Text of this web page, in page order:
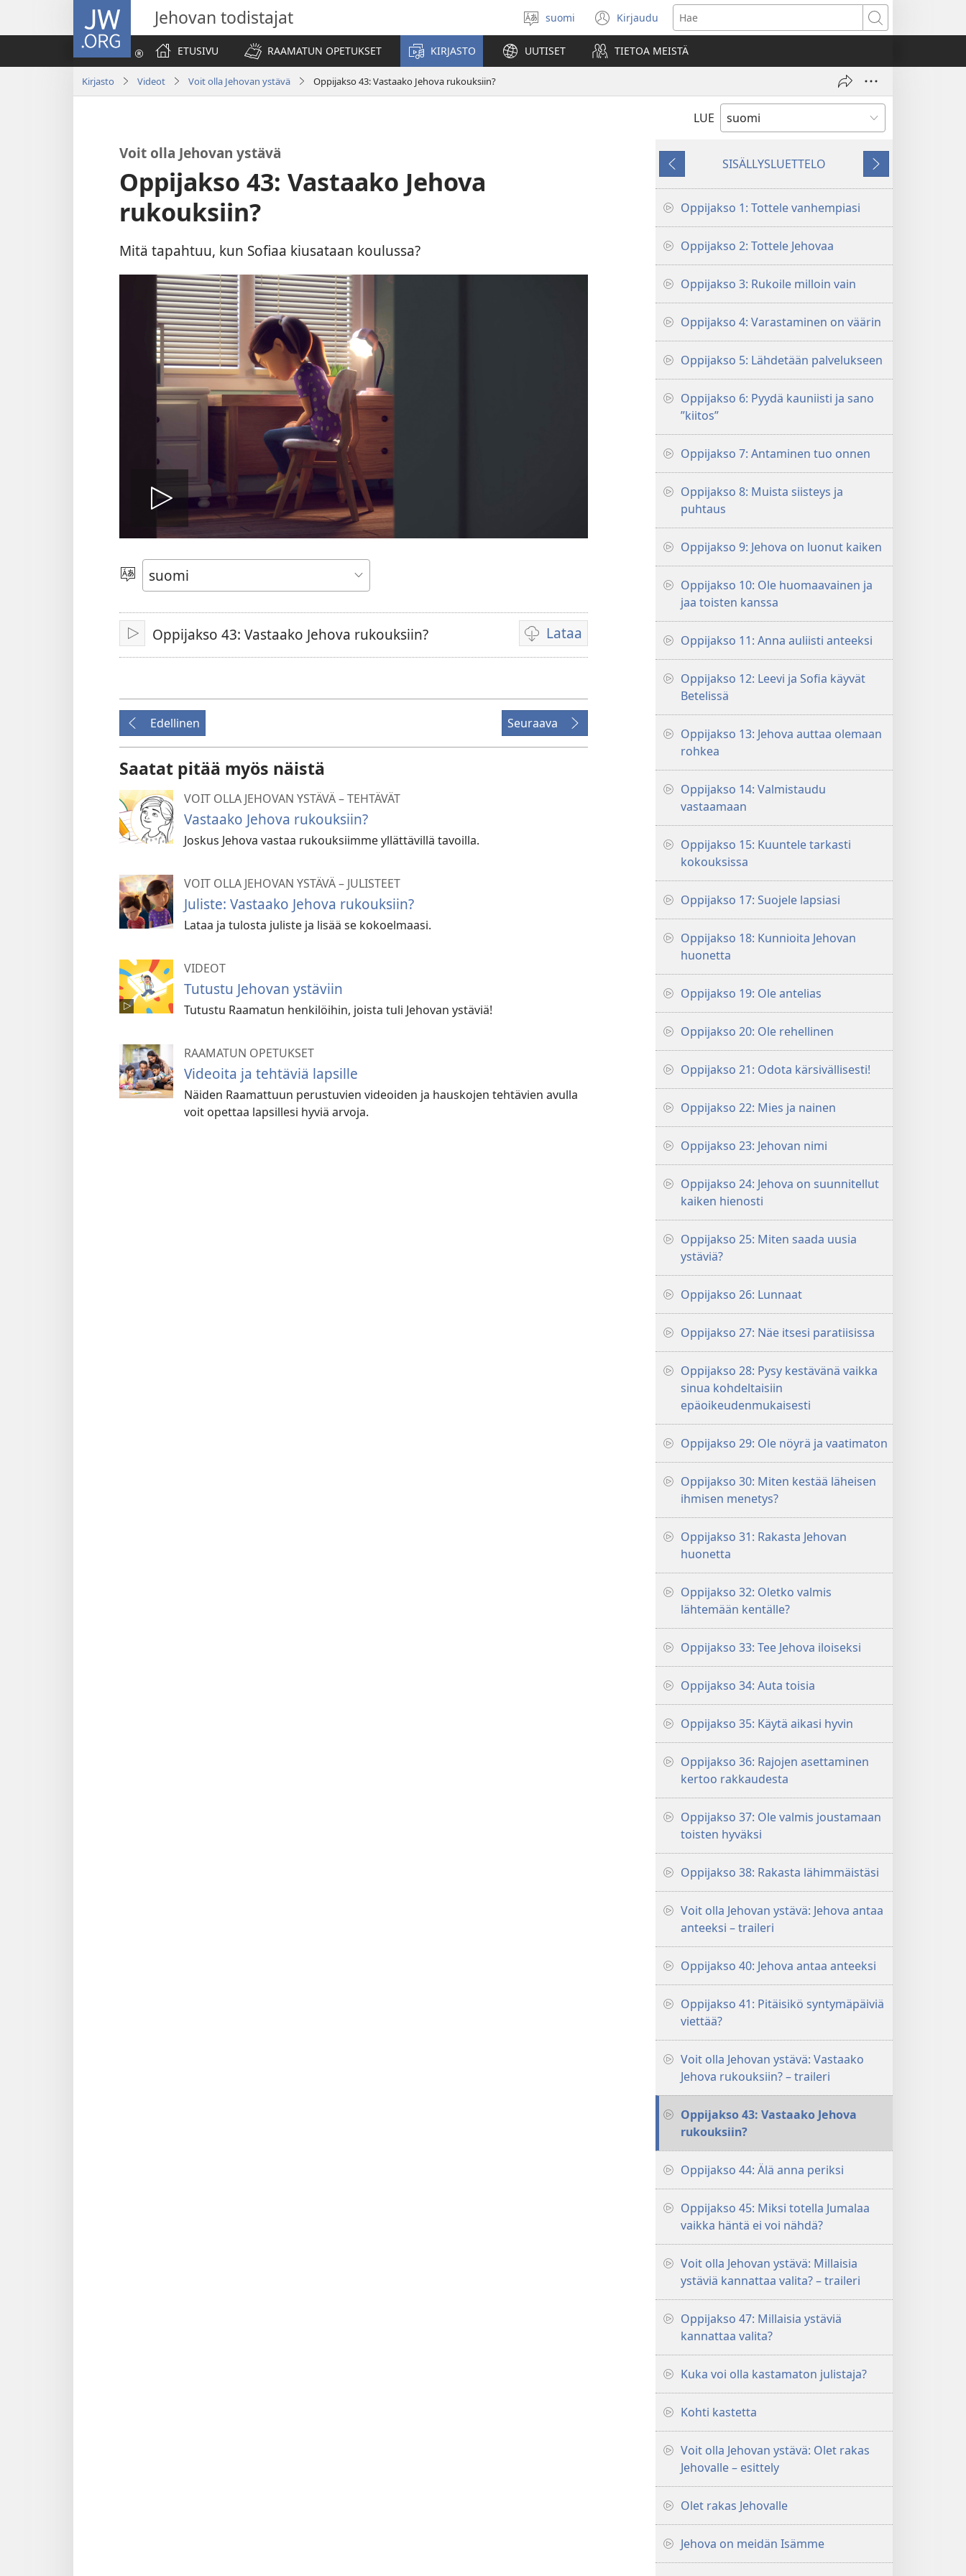
JW.ORG Jehovan todistajat
Valitse
kieli
suomi Kirjaudu
(avaa
uuden
ikkunan)
Hae
ETUSIVU
RAAMATUN OPETUKSET KIRJASTO UUTISET TIETOA MEISTÄ
Kirjasto Videot Voit olla Jehovan ystävä Oppijakso 43: Vastaako Jehova rukouksiin?
LUE
Voit olla Jehovan ystävä
Oppijakso 43: Vastaako Jehova
rukouksiin?
Mitä tapahtuu, kun Sofiaa kiusataan koulussa?
Toista
video
Valitse
kieli
ToistaOppijakso 43: Vastaako Jehova rukouksiin? Lataa
Videoiden
latausvaihtoehdot
Edellinen Seuraava
Saatat pitää myös näistä
VOIT OLLA JEHOVAN YSTÄVÄ – TEHTÄVÄT
Vastaako Jehova rukouksiin?
Joskus Jehova vastaa rukouksiimme yllättävillä tavoilla.
VOIT OLLA JEHOVAN YSTÄVÄ – JULISTEET
Juliste: Vastaako Jehova rukouksiin?
Lataa ja tulosta juliste ja lisää se kokoelmaasi.
VIDEOT
Tutustu Jehovan ystäviin
Tutustu Raamatun henkilöihin, joista tuli Jehovan ystäviä!
RAAMATUN OPETUKSET
Videoita ja tehtäviä lapsille
Näiden Raamattuun perustuvien videoiden ja hauskojen tehtävien avulla
voit opettaa lapsillesi hyviä arvoja.
Edellinen
SISÄLLYSLUETTELO
Seuraava
Oppijakso 1: Tottele vanhempiasi
Oppijakso 2: Tottele Jehovaa
Oppijakso 3: Rukoile milloin vain
Oppijakso 4: Varastaminen on väärin
Oppijakso 5: Lähdetään palvelukseen
Oppijakso 6: Pyydä kauniisti ja sano
”kiitos”
Oppijakso 7: Antaminen tuo onnen
Oppijakso 8: Muista siisteys ja
puhtaus
Oppijakso 9: Jehova on luonut kaiken
Oppijakso 10: Ole huomaavainen ja
jaa toisten kanssa
Oppijakso 11: Anna auliisti anteeksi
Oppijakso 12: Leevi ja Sofia käyvät
Betelissä
Oppijakso 13: Jehova auttaa olemaan
rohkea
Oppijakso 14: Valmistaudu
vastaamaan
Oppijakso 15: Kuuntele tarkasti
kokouksissa
Oppijakso 17: Suojele lapsiasi
Oppijakso 18: Kunnioita Jehovan
huonetta
Oppijakso 19: Ole antelias
Oppijakso 20: Ole rehellinen
Oppijakso 21: Odota kärsivällisesti!
Oppijakso 22: Mies ja nainen
Oppijakso 23: Jehovan nimi
Oppijakso 24: Jehova on suunnitellut
kaiken hienosti
Oppijakso 25: Miten saada uusia
ystäviä?
Oppijakso 26: Lunnaat
Oppijakso 27: Näe itsesi paratiisissa
Oppijakso 28: Pysy kestävänä vaikka
sinua kohdeltaisiin
epäoikeudenmukaisesti
Oppijakso 29: Ole nöyrä ja vaatimaton
Oppijakso 30: Miten kestää läheisen
ihmisen menetys?
Oppijakso 31: Rakasta Jehovan
huonetta
Oppijakso 32: Oletko valmis
lähtemään kentälle?
Oppijakso 33: Tee Jehova iloiseksi
Oppijakso 34: Auta toisia
Oppijakso 35: Käytä aikasi hyvin
Oppijakso 36: Rajojen asettaminen
kertoo rakkaudesta
Oppijakso 37: Ole valmis joustamaan
toisten hyväksi
Oppijakso 38: Rakasta lähimmäistäsi
Voit olla Jehovan ystävä: Jehova antaa
anteeksi – traileri
Oppijakso 40: Jehova antaa anteeksi
Oppijakso 41: Pitäisikö syntymäpäiviä
viettää?
Voit olla Jehovan ystävä: Vastaako
Jehova rukouksiin? – traileri
Oppijakso 43: Vastaako Jehova
rukouksiin?
Oppijakso 44: Älä anna periksi
Oppijakso 45: Miksi totella Jumalaa
vaikka häntä ei voi nähdä?
Voit olla Jehovan ystävä: Millaisia
ystäviä kannattaa valita? – traileri
Oppijakso 47: Millaisia ystäviä
kannattaa valita?
Kuka voi olla kastamaton julistaja?
Kohti kastetta
Voit olla Jehovan ystävä: Olet rakas
Jehovalle – esittely
Olet rakas Jehovalle
Jehova on meidän Isämme